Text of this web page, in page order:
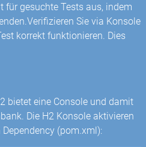
für gesuchte Tests aus, indem
Sie via Konsole
korrekt funktionieren. Dies
bietet eine Console und damit
Die H2 Konsole aktivieren
(pom.xml):